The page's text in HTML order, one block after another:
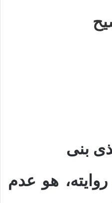
بنى
هو عدم